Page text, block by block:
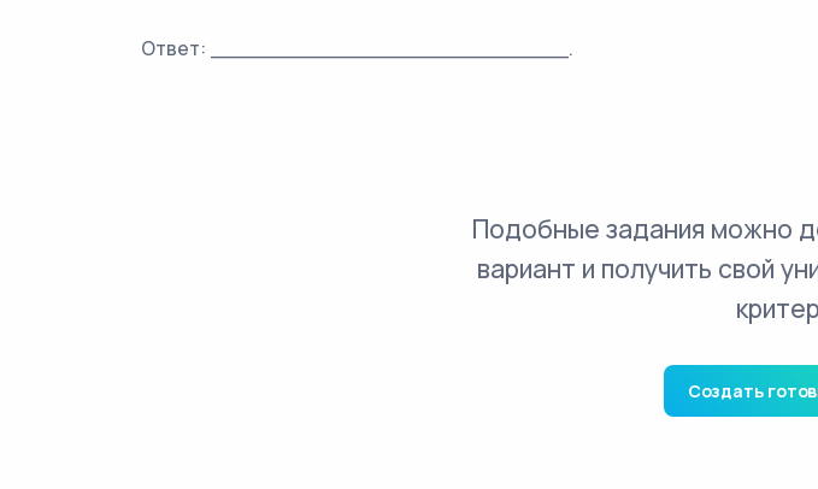
Ответ: ___________________________.
Подобные задания можно
вариант и получить свой
Создать